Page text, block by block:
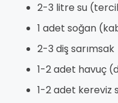
2-3 litre su
1 adet soğan
2-3 diş sarımsak
1-2 adet havuç
1-2 adet kereviz